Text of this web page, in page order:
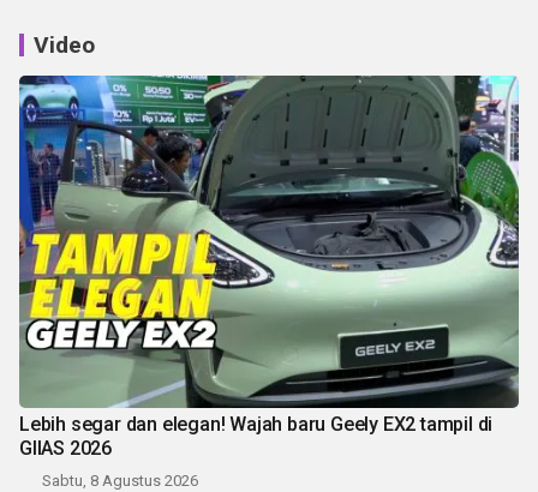
Video
Lebih segar dan elegan! Wajah baru Geely EX2 tampil di
GIIAS 2026
Sabtu, 8 Agustus 2026